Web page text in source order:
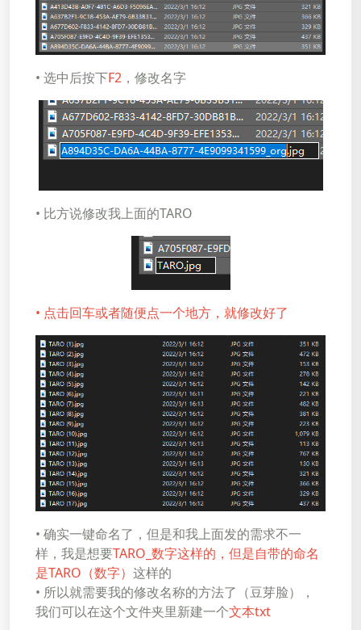
•​​​​​​​ 选中后按下F2 ，修改名字
•​​​​​​​ 比方说修改我上面的TARO
•​​​​​​​ 点击回车或者随便点一个地方，就修改好了
•​​​​​​​ 确实一键命名了，但是和我上面发的需求不一
样，我是想要TARO_数字这样的，但是自带的命名
是TARO（数字） 这样的
•​​​​​​​ 所以就需要我的修改名称的方法了（豆芽脸），
我们可以在这个文件夹里新建一个文本txt